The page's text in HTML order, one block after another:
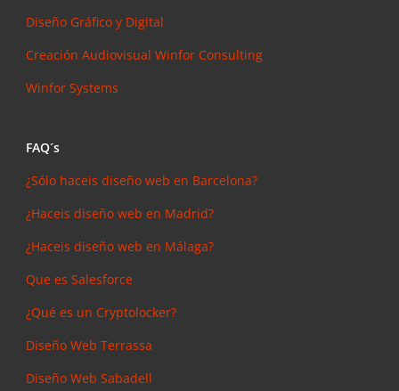
Diseño Gráfico y Digital
Creación AudiovisualWinfor Consulting
Winfor Systems
FAQ´s
¿Sólo haceis diseño web en Barcelona?
¿Haceis diseño web en Madrid?
¿Haceis diseño web en Málaga?
Que es Salesforce
¿Qué es un Cryptolocker?
Diseño Web Terrassa
Diseño Web Sabadell